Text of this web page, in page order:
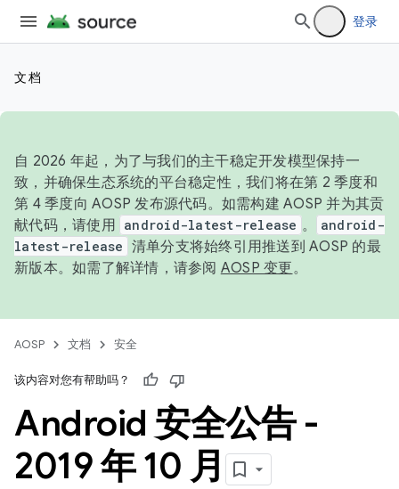
登录
文档
自 2026 年起，为了与我们的主干稳定开发模型保持一
致，并确保生态系统的平台稳定性，我们将在第 2 季度和
第 4 季度向 AOSP 发布源代码。如需构建 AOSP 并为其贡
献代码，请使用 android-latest-release 。
android-
latest-release 清单分支将始终引用推送到 AOSP 的最
新版本。如需了解详情，请参阅 AOSP 变更。
AOSP 文档 安全
该内容对您有帮助吗？
Android 安全公告 -
2019 年 10 月